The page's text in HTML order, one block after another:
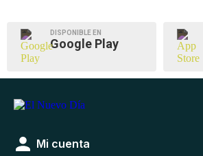
DISPONIBLE EN
Google Play
Mi cuenta